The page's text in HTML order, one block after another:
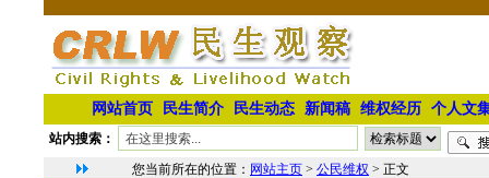
网站首页 民生简介 民生动态 新闻稿 维权经历 个人文
站内搜索：
您当前所在的位置： 网站主页 > 公民维权 > 正文